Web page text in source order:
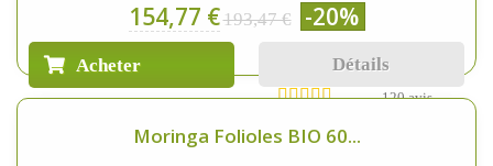
154,77 €193,47 € -20%
Acheter Détails
120 avis
Moringa Folioles BIO 60...